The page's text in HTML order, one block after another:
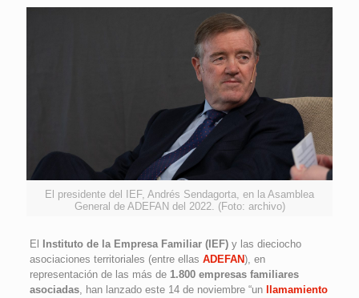
El presidente del IEF, Andrés Sendagorta, en la Asamblea
General de ADEFAN del 2022. (Foto: archivo)
El Instituto de la Empresa Familiar (IEF)y las dieciocho
asociaciones territoriales (entre ellas ADEFAN), en
representación de las más de 1.800 empresas familiares
asociadas, han lanzado este 14 de noviembre “un
llamamiento